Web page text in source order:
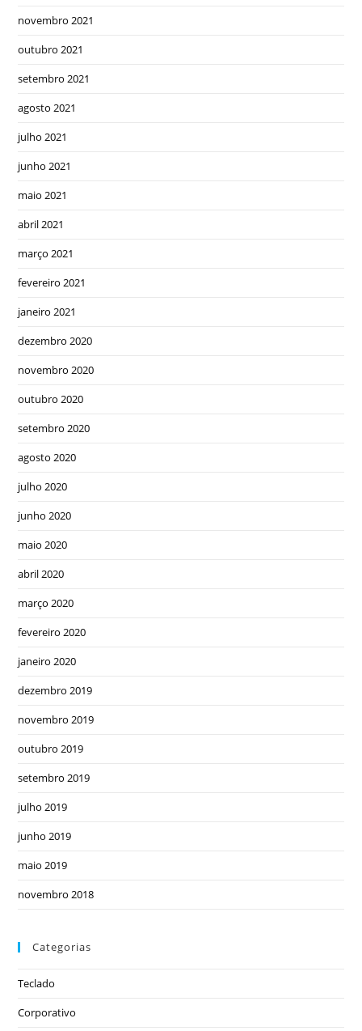
novembro 2021
outubro 2021
setembro 2021
agosto 2021
julho 2021
junho 2021
maio 2021
abril 2021
março 2021
fevereiro 2021
janeiro 2021
dezembro 2020
novembro 2020
outubro 2020
setembro 2020
agosto 2020
julho 2020
junho 2020
maio 2020
abril 2020
março 2020
fevereiro 2020
janeiro 2020
dezembro 2019
novembro 2019
outubro 2019
setembro 2019
julho 2019
junho 2019
maio 2019
novembro 2018
Categorias
Teclado
Corporativo